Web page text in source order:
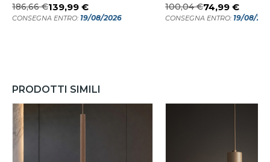
186,66 €139,99 €
CONSEGNA ENTRO: 19/08/2026
100,04 €74,99 €
CONSEGNA ENTRO: 19/08/
PRODOTTI SIMILI